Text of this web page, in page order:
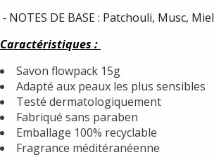
- NOTES DE BASE : Patchouli, Musc, Miel
Caractéristiques :
Savon flowpack 15g
Adapté aux peaux les plus sensibles
Testé dermatologiquement
Fabriqué sans paraben
Emballage 100% recyclable
Fragrance méditéranéenne